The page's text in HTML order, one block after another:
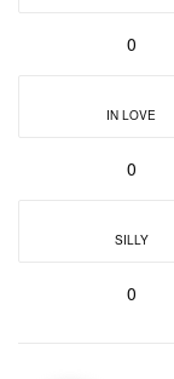
0
IN LOVE
0
SILLY
0